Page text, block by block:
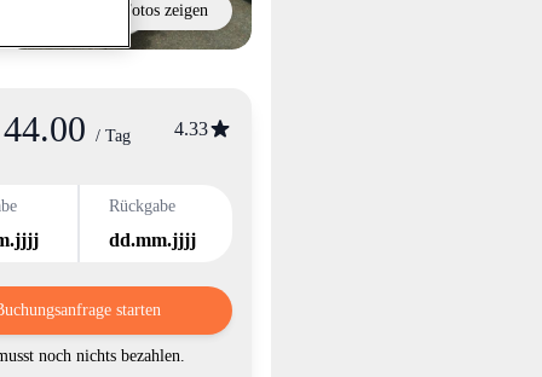
Alle Fotos zeigen
/ Tag 4.33
Rückgabe
dd.mm.jjjj
starten
noch nichts bezahlen.